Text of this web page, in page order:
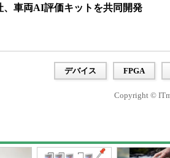
車両AI評価キットを共同開発
デバイス FPGA
Copyright ©